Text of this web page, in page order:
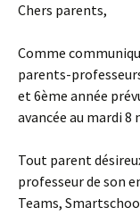
Chers parents,
Comme
parents-
et 6ème année
avancée au mardi 8
Tout parent
professeur de son
Teams,